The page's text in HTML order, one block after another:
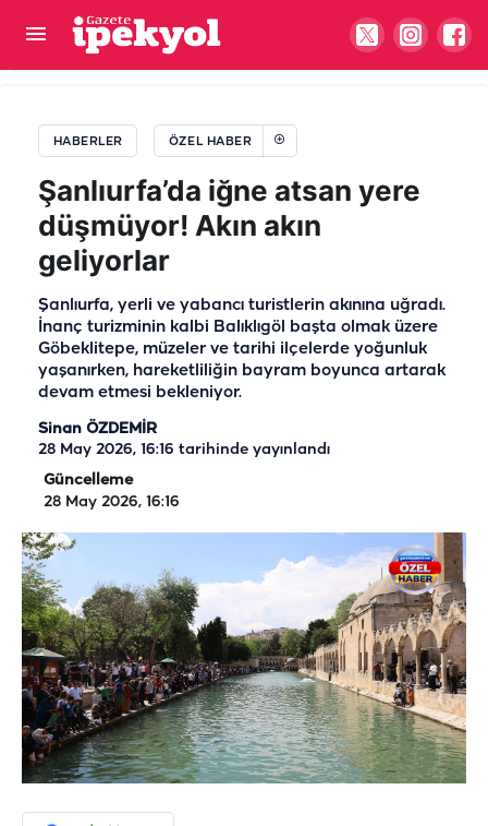
HABERLER ÖZEL HABER
Şanlıurfa’da iğne atsan yere
düşmüyor! Akın akın
geliyorlar
Şanlıurfa, yerli ve yabancı turistlerin akınına uğradı.
İnanç turizminin kalbi Balıklıgöl başta olmak üzere
Göbeklitepe, müzeler ve tarihi ilçelerde yoğunluk
yaşanırken, hareketliliğin bayram boyunca artarak
devam etmesi bekleniyor.
Sinan ÖZDEMİR
28 May 2026, 16:16 tarihinde yayınlandı
Güncelleme
28 May 2026, 16:16
Şanlıurfa'da yeni yapılacak otogarın yeri belli